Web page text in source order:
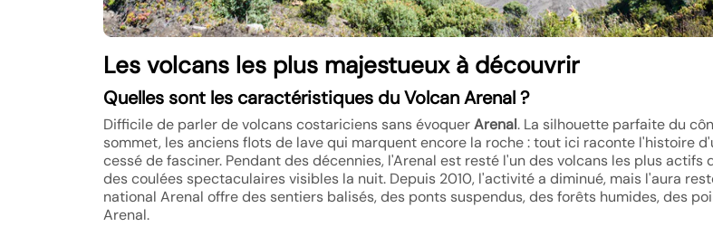
Les volcans les plus majestueux à découvrir
Quelles sont les caractéristiques du Volcan Arenal ?
Difficile de parler de volcans costariciens sans évoquerArenal. La silhouette parfaite du
sommet, les anciens flots de lave qui marquent encore la roche : tout ici raconte l'histoire
cessé de fasciner. Pendant des décennies, l'Arenal est resté l'un des volcans les plus actifs
des coulées spectaculaires visibles la nuit. Depuis 2010, l'activité a diminué, mais l'aura
national Arenal offre des sentiers balisés, des ponts suspendus, des forêts humides, des
Arenal.